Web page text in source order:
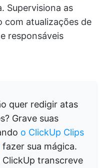
Supervisiona as
com atualizações de
responsáveis
quer redigir atas
Grave suas
o ClickUp Clips
fazer sua mágica.
ClickUp transcreve